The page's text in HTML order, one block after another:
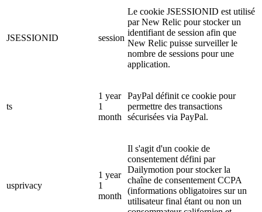
JSESSIONID session
Le cookie JSESSIONID est utilisé
par New Relic pour stocker un
identifiant de session afin que
New Relic puisse surveiller le
nombre de sessions pour une
application.
ts
1 year
1
month
PayPal définit ce cookie pour
permettre des transactions
sécurisées via PayPal.
usprivacy
1 year
1
month
Il s'agit d'un cookie de
consentement défini par
Dailymotion pour stocker la
chaîne de consentement CCPA
(informations obligatoires sur un
utilisateur final étant ou non un